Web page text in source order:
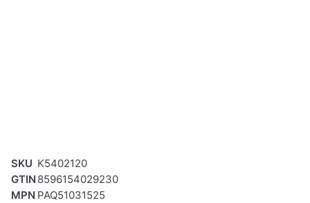
SKU K5402120
GTIN 8596154029230
MPN PAQ51031525